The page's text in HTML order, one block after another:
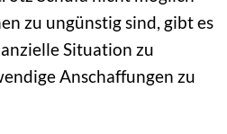
zu ungünstig sind, gibt es
Situation zu
Anschaffungen zu